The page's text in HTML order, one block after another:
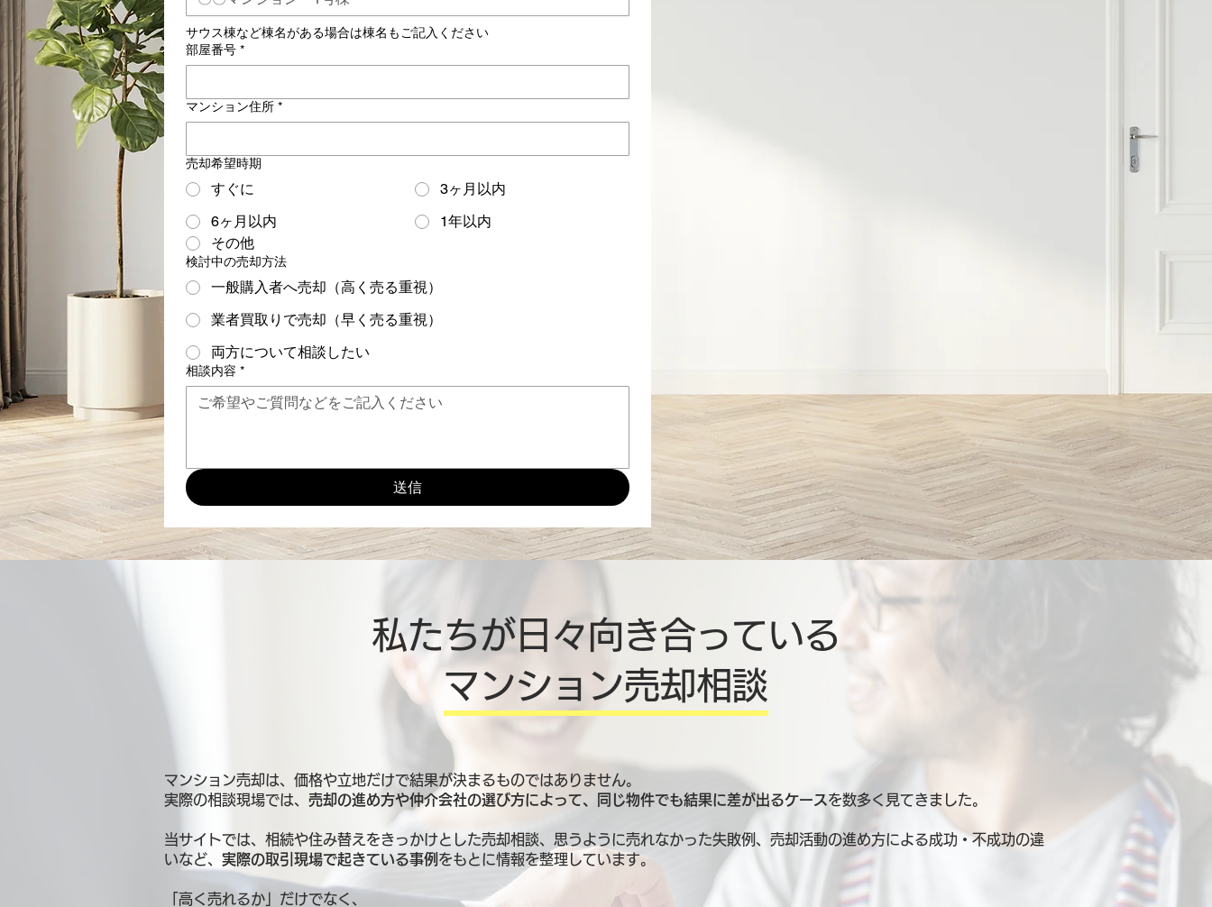
サウス棟など棟名がある場合は棟名もご記入ください
部屋番号 *
マンション住所 *
売却希望時期
すぐに
3ヶ月以内
6ヶ月以内
1年以内
その他
検討中の売却方法
一般購入者へ売却（高く売る重視）
業者買取りで売却（早く売る重視）
両方について相談したい
相談内容 *
送信
私たちが日々向き合っている
マンション売却相談
マンション売却は、価格や立地だけで結果が決まるものではありません。
実際の相談現場では、 売却の進め方や仲介会社の選び方によって、同じ物件でも結果に差が出るケースを数多く見てきました。
当サイトでは、相続や住み替えをきっかけとした売却相談、思うように売れなかった失敗例、売却活動の進め方による成功・不成功の違
いなど、 実際の取引現場で起きている事例 をもとに情報を整理しています。
「高く売れるか」だけでなく、